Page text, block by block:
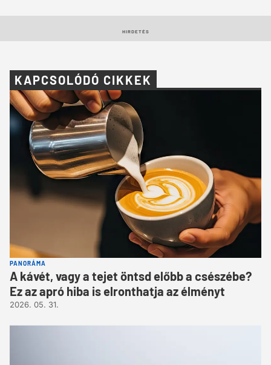
HIRDETÉS
KAPCSOLÓDÓ CIKKEK
PANORÁMA
A kávét, vagy a tejet öntsd előbb a csészébe?
Ez az apró hiba is elronthatja az élményt
2026. 05. 31.